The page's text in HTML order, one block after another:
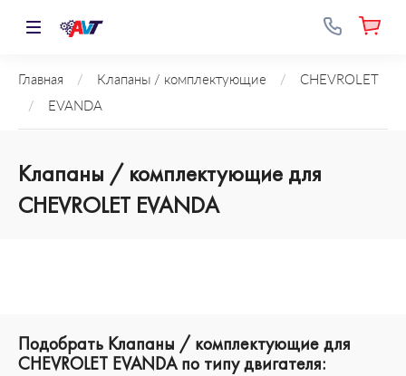
Главная / Клапаны / комплектующие /
CHEVROLET
/
EVANDA
Клапаны / комплектующие для
CHEVROLET EVANDA
Подобрать Клапаны / комплектующие для
CHEVROLET EVANDA по типу двигателя: